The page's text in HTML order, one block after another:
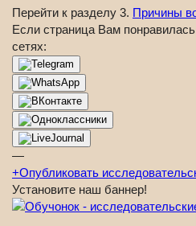
Перейти к разделу 3. Причины
Если страница Вам
сетях:
—
+Опубликовать
Установите наш баннер!